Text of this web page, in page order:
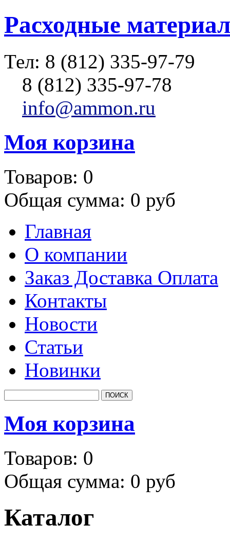
Расходные
Тел: 8 (812) 335-97-79
8 (812) 335-97-78
info@ammon.ru
Моя корзина
Товаров: 0
Общая сумма: 0 руб
Главная
О компании
Заказ Доставка Оплата
Контакты
Новости
Статьи
Новинки
Моя корзина
Товаров: 0
Общая сумма: 0 руб
Каталог